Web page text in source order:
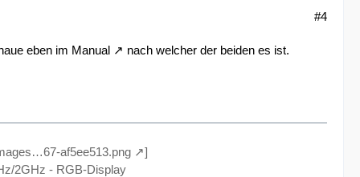
#4
eben im Manual nach welcher der beiden es ist.
af5ee513.png
]
2GHz - RGB-Display